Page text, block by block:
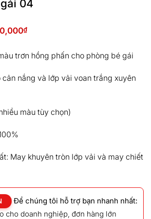
04
₫Giá
là:
900,000₫.
trơn hồng phấn cho phòng bé gái
cản nắng và lớp vải voan trắng xuyên
màu tùy chọn)
May khuyên tròn lớp vải và may chiết
Để chúng tôi hỗ trợ bạn nhanh nhất:
cho doanh nghiệp, đơn hàng lớn